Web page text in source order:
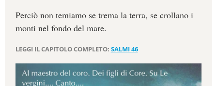
Perciò non temiamo se trema la terra, se crollano i
monti nel fondo del mare.
LEGGI IL CAPITOLO COMPLETO: SALMI 46